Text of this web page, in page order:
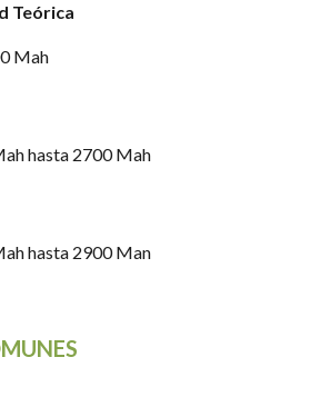
Teórica
Mah
hasta 2700 Mah
hasta 2900 Man